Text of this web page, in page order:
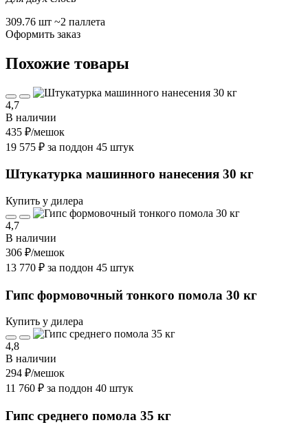
309.76 шт ~2 паллета
Оформить заказ
Похожие товары
4,7
В наличии
435 ₽/мешок
19 575 ₽ за поддон 45 штук
Штукатурка машинного нанесения 30 кг
Купить у дилера
4,7
В наличии
306 ₽/мешок
13 770 ₽ за поддон 45 штук
Гипс формовочный тонкого помола 30 кг
Купить у дилера
4,8
В наличии
294 ₽/мешок
11 760 ₽ за поддон 40 штук
Гипс среднего помола 35 кг